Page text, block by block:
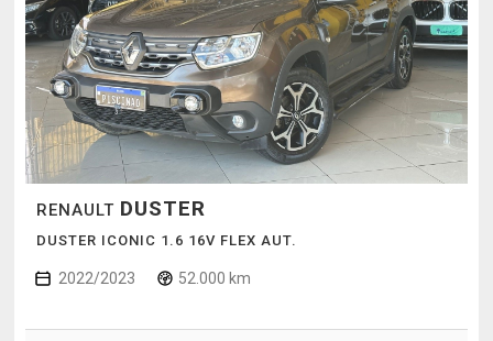
RENAULT DUSTER
DUSTER ICONIC 1.6 16V FLEX AUT.
2022/2023 52.000 km